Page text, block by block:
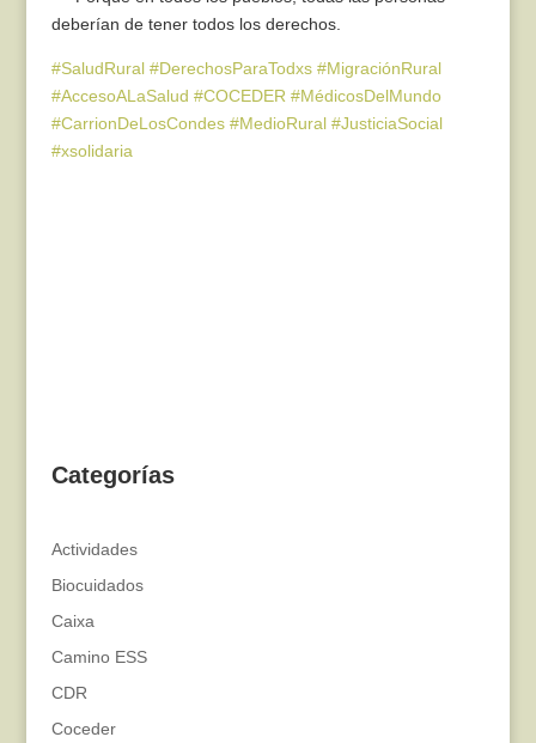
deberían de tener todos los derechos.
#SaludRural#DerechosParaTodxs#MigraciónRural
#AccesoALaSalud #COCEDER #MédicosDelMundo
#CarrionDeLosCondes #MedioRural #JusticiaSocial
#xsolidaria
Categorías
Actividades
Biocuidados
Caixa
Camino ESS
CDR
Coceder